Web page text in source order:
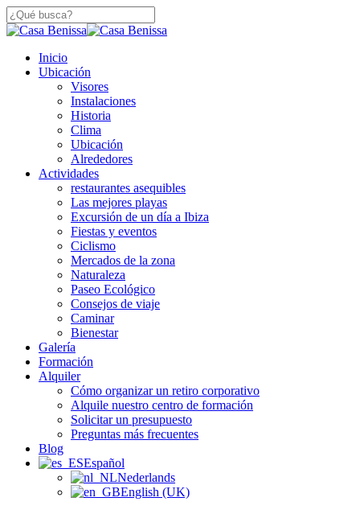
Saltar
a
principal
Cerca
Búsqueda
búsqueda
Menú
Inicio
Ubicación
Visores
Instalaciones
Historia
Clima
Ubicación
Alrededores
Actividades
restaurantes asequibles
Las mejores playas
Excursión de un día a Ibiza
Fiestas y eventos
Ciclismo
Mercados de la zona
Naturaleza
Paseo Ecológico
Consejos de viaje
Caminar
Bienestar
Galería
Formación
Alquiler
Cómo organizar un retiro corporativo
Alquile nuestro centro de formación
Solicitar un presupuesto
Preguntas más frecuentes
Blog
Español
Nederlands
English (UK)